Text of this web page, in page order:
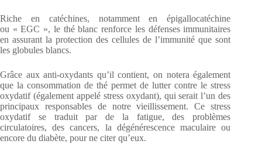
Riche en catéchines, notamment en épigallocatéchine
ou « EGC », le thé blanc renforce les défenses immunitaires
en assurant la protection des cellules de l’immunité que sont
les globules blancs.
Grâce aux anti-oxydants qu’il contient, on notera également
que la consommation de thé permet de lutter contre le stress
oxydatif (également appelé stress oxydant), qui serait l’un des
principaux responsables de notre vieillissement. Ce stress
oxydatif se traduit par de la fatigue, des problèmes
circulatoires, des cancers, la dégénérescence maculaire ou
encore du diabète, pour ne citer qu’eux.